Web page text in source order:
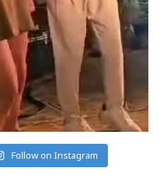
Follow on Instagram